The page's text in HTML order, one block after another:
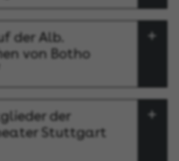
der Alb.
von Botho
der
Stuttgart